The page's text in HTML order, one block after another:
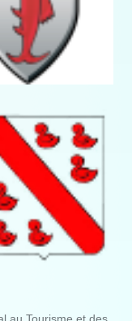
au Tourisme et des